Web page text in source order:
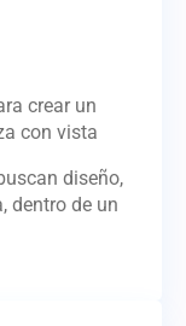
crear un
con vista
diseño,
dentro de un